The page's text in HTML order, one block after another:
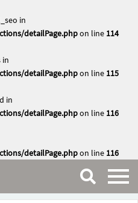
in
detailPage.phpon line 114
in
detailPage.phpon line 115
in
detailPage.phpon line 116
detailPage.phpon line 116